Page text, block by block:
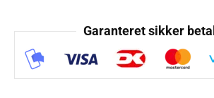
Garanteret sikker